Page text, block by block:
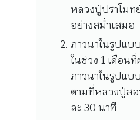
หลวงปู่ปราโมท
อย่างสม่ำเสมอ
ภาวนาในรูปแบ
ในช่วง 1 เดือน
ภาวนาในรูปแบ
ตามที่หลวงปู่ส
ละ 30 นาที